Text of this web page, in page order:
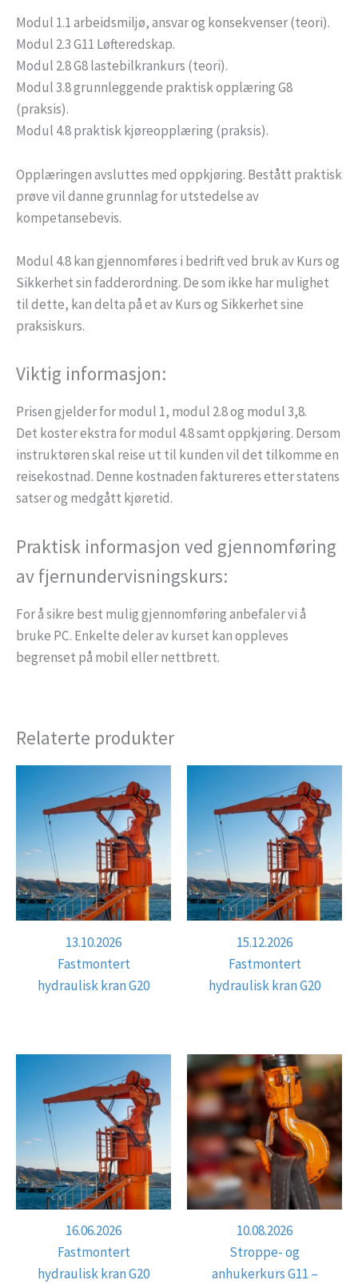
Modul 1.1 arbeidsmiljø, ansvar og konsekvenser (teori).
Modul 2.3 G11 Løfteredskap.
Modul 2.8 G8 lastebilkrankurs (teori).
Modul 3.8 grunnleggende praktisk opplæring G8
(praksis).
Modul 4.8 praktisk kjøreopplæring (praksis).
Opplæringen avsluttes med oppkjøring. Bestått praktisk
prøve vil danne grunnlag for utstedelse av
kompetansebevis.
Modul 4.8 kan gjennomføres i bedrift ved bruk av Kurs og
Sikkerhet sin fadderordning. De som ikke har mulighet
til dette, kan delta på et av Kurs og Sikkerhet sine
praksiskurs.
Viktig informasjon:
Prisen gjelder for modul 1, modul 2.8 og modul 3,8.
Det koster ekstra for modul 4.8 samt oppkjøring. Dersom
instruktøren skal reise ut til kunden vil det tilkomme en
reisekostnad. Denne kostnaden faktureres etter statens
satser og medgått kjøretid.
Praktisk informasjon ved gjennomføring
av fjernundervisningskurs:
For å sikre best mulig gjennomføring anbefaler vi å
bruke PC. Enkelte deler av kurset kan oppleves
begrenset på mobil eller nettbrett.
Relaterte produkter
13.10.2026
Fastmontert
hydraulisk kran G20
15.12.2026
Fastmontert
hydraulisk kran G20
16.06.2026
Fastmontert
hydraulisk kran G20
10.08.2026
Stroppe- og
anhukerkurs G11 –